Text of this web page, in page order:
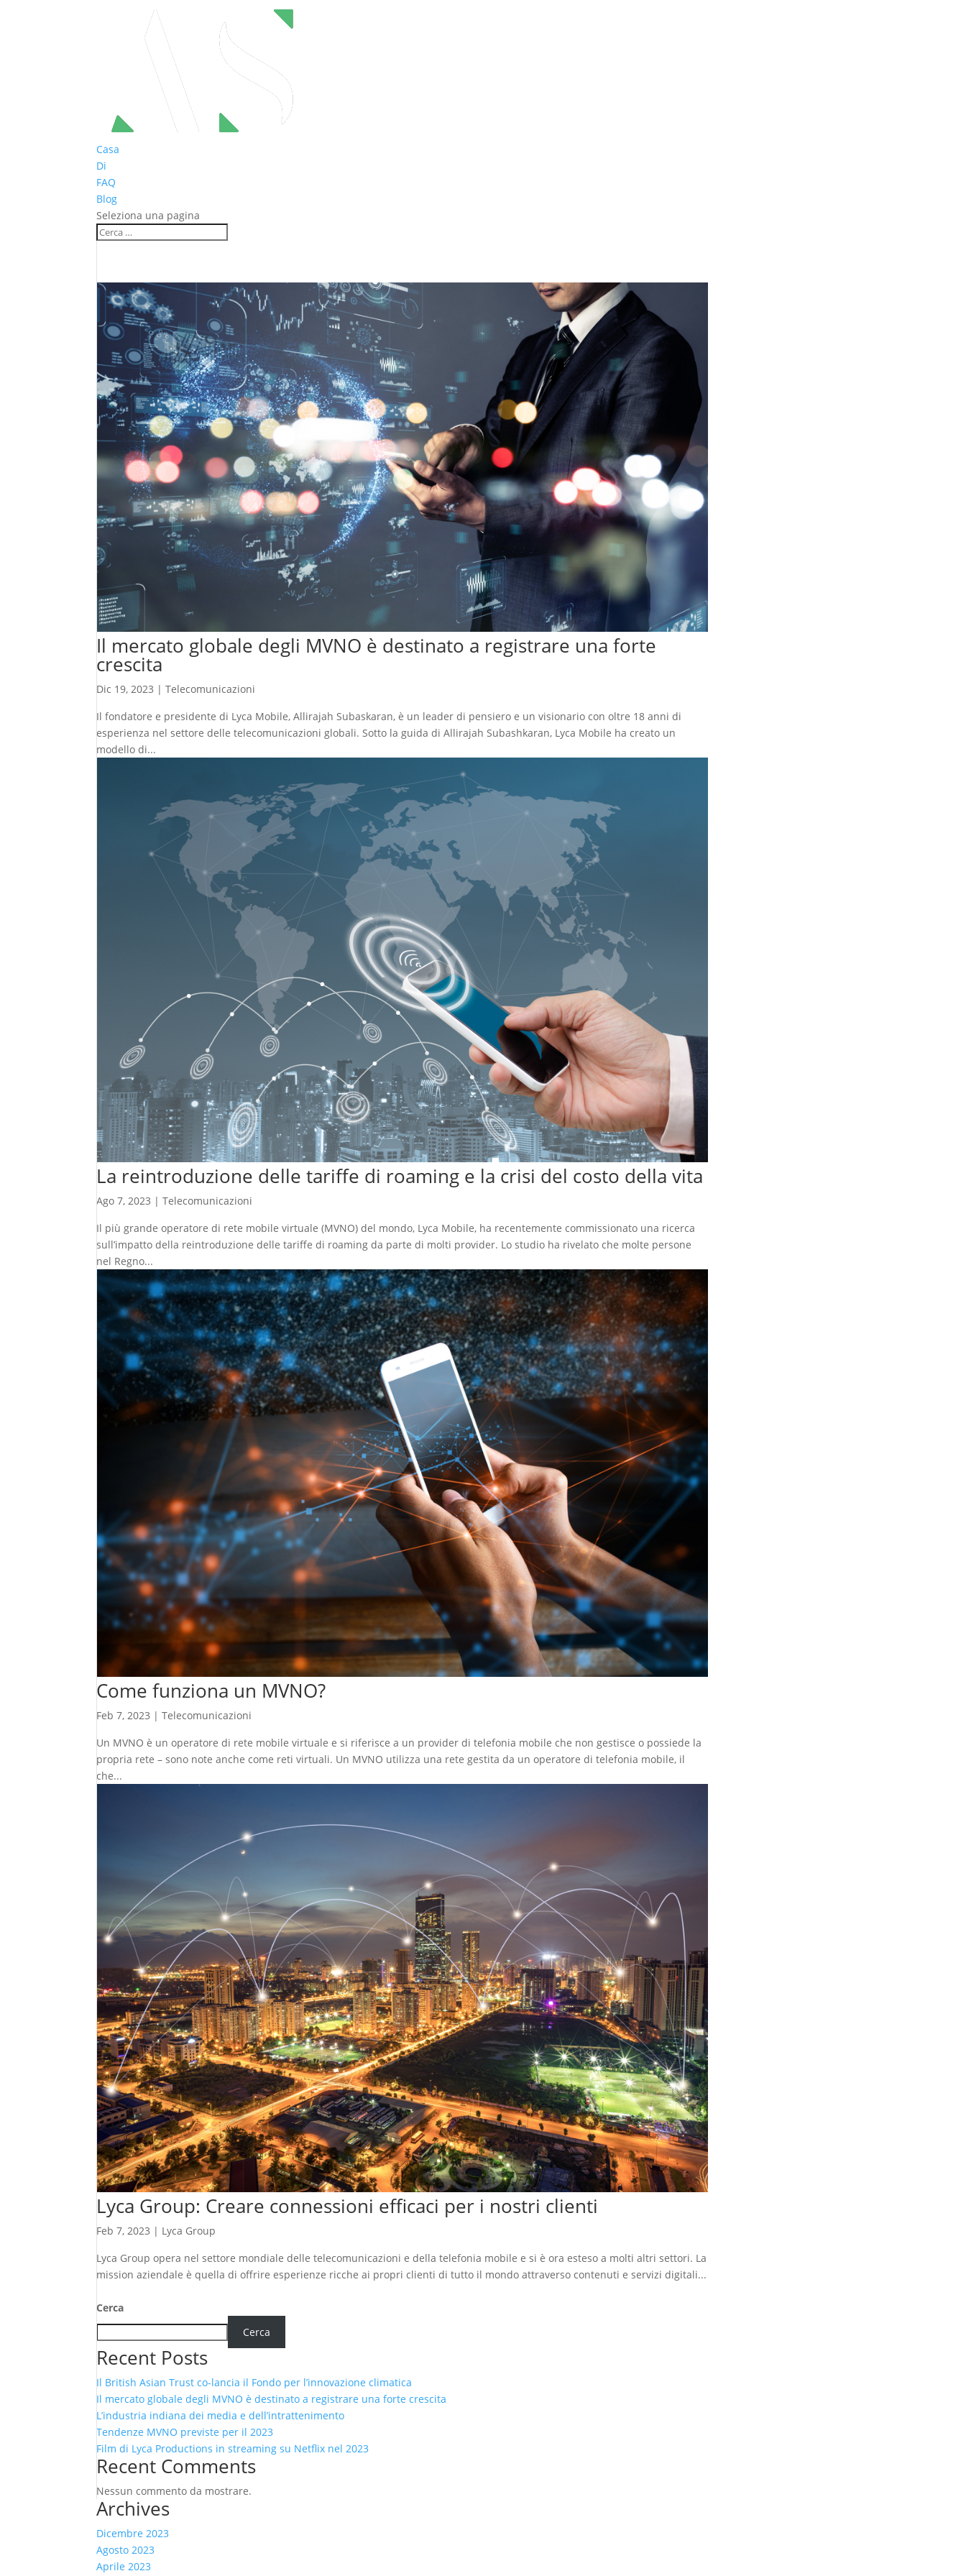
Casa
Di
FAQ
Blog
Seleziona una pagina
Il mercato globale degli MVNO è destinato a registrare una forte
crescita
Dic 19, 2023 |Telecomunicazioni
Il fondatore e presidente di Lyca Mobile, Allirajah Subaskaran, è un leader di pensiero e un visionario con oltre 18 anni di
esperienza nel settore delle telecomunicazioni globali. Sotto la guida di Allirajah Subashkaran, Lyca Mobile ha creato un
modello di...
La reintroduzione delle tariffe di roaming e la crisi del costo della vita
Ago 7, 2023 |Telecomunicazioni
Il più grande operatore di rete mobile virtuale (MVNO) del mondo, Lyca Mobile, ha recentemente commissionato una ricerca
sull’impatto della reintroduzione delle tariffe di roaming da parte di molti provider. Lo studio ha rivelato che molte persone
nel Regno...
Come funziona un MVNO?
Feb 7, 2023 |Telecomunicazioni
Un MVNO è un operatore di rete mobile virtuale e si riferisce a un provider di telefonia mobile che non gestisce o possiede la
propria rete – sono note anche come reti virtuali. Un MVNO utilizza una rete gestita da un operatore di telefonia mobile, il
che...
Lyca Group: Creare connessioni efficaci per i nostri clienti
Feb 7, 2023 | Lyca Group
Lyca Group opera nel settore mondiale delle telecomunicazioni e della telefonia mobile e si è ora esteso a molti altri settori. La
mission aziendale è quella di offrire esperienze ricche ai propri clienti di tutto il mondo attraverso contenuti e servizi digitali...
Cerca
Cerca
Recent Posts
Il British Asian Trust co-lancia il Fondo per l’innovazione climatica
Il mercato globale degli MVNO è destinato a registrare una forte crescita
L’industria indiana dei media e dell’intrattenimento
Tendenze MVNO previste per il 2023
Film di Lyca Productions in streaming su Netflix nel 2023
Recent Comments
Nessun commento da mostrare.
Archives
Dicembre 2023
Agosto 2023
Aprile 2023